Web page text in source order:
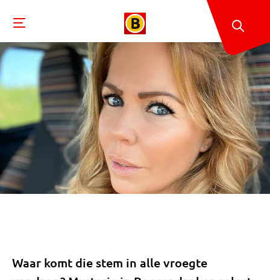
Waar komt die stem in alle vroegte